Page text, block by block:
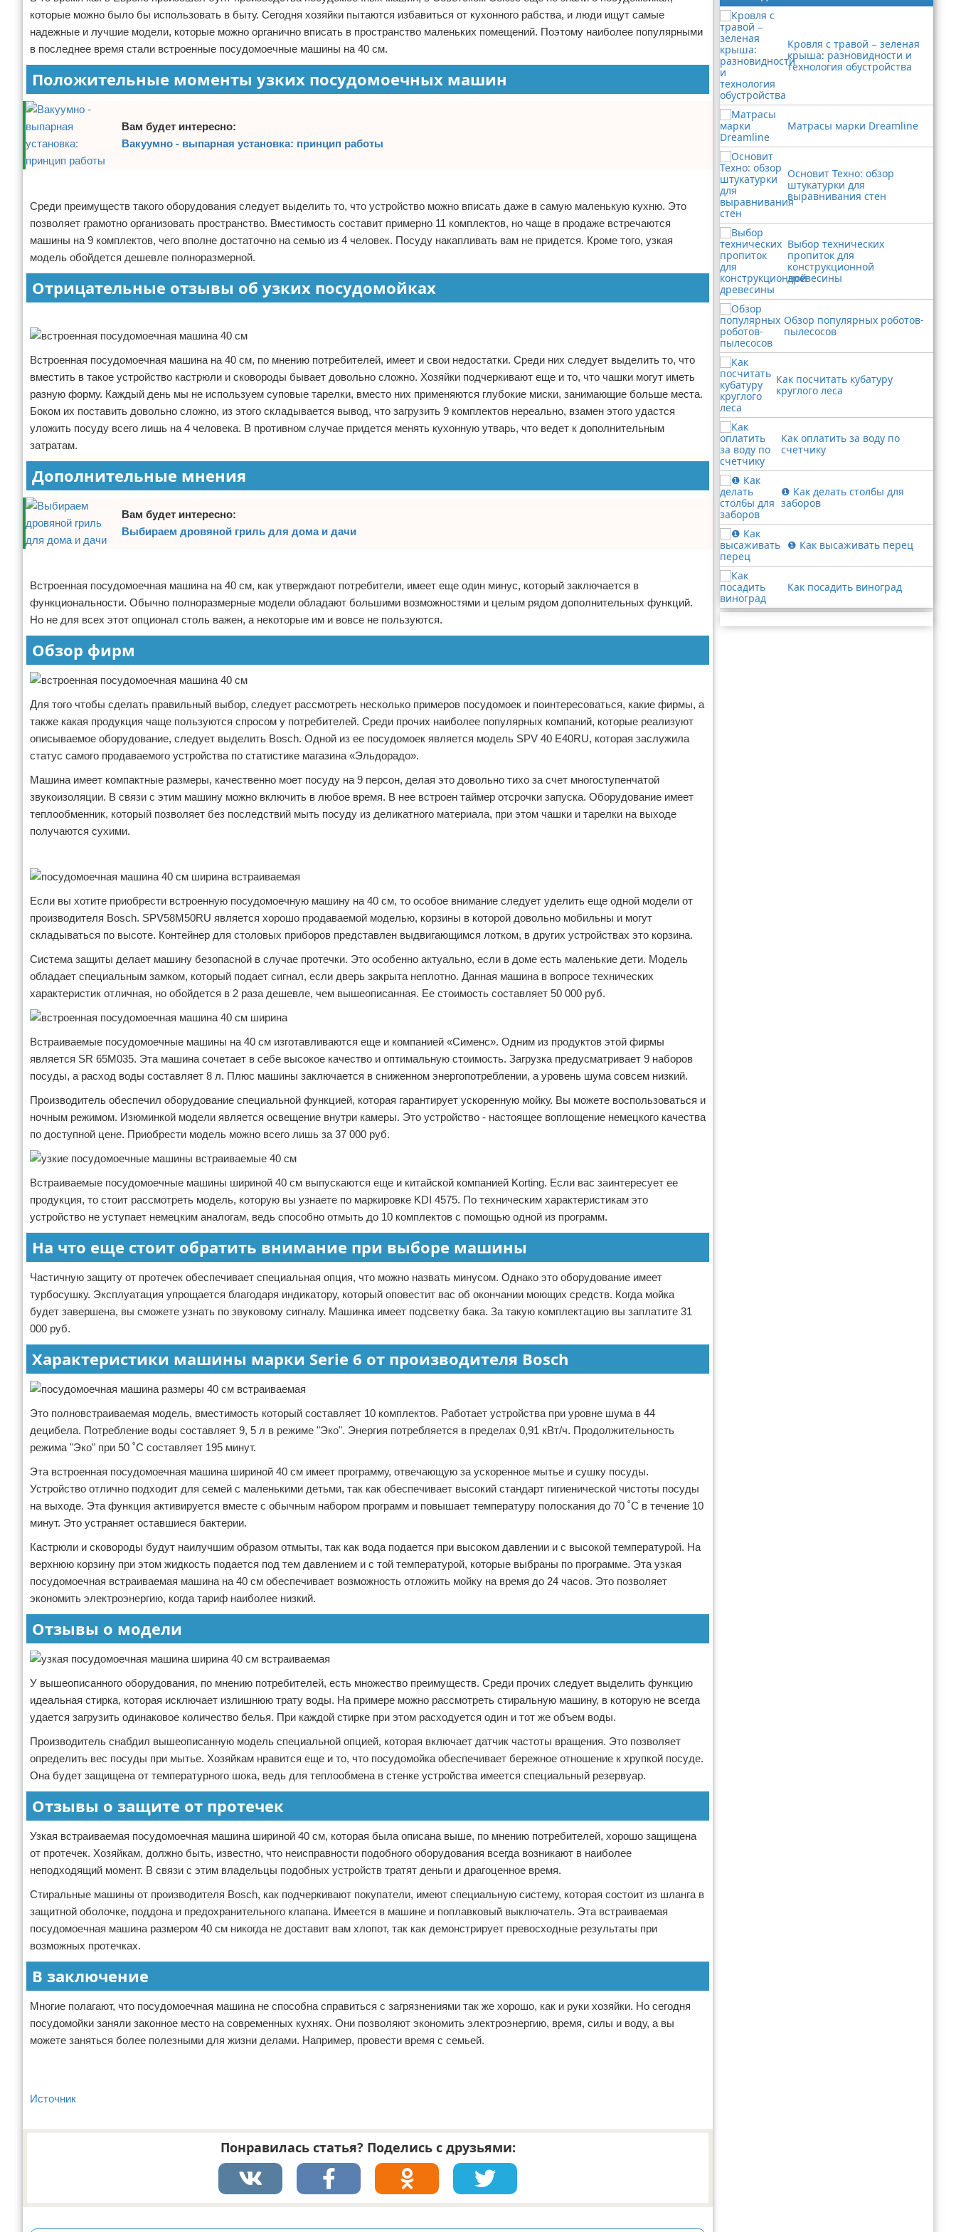
Домашний быт
Коммунальные услуги
Сантехника
Безопасность
Стройматериалы
Отказ от ответственности
которые можно было бы использовать в быту. Сегодня хозяйки пытаются избавиться от кухонного рабства, и люди ищут самые
надежные и лучшие модели, которые можно органично вписать в пространство маленьких помещений. Поэтому наиболее популярными
в последнее время стали встроенные посудомоечные машины на 40 см.
Положительные моменты узких посудомоечных машин
Вам будет интересно:
Вакуумно - выпарная установка: принцип работы
Среди преимуществ такого оборудования следует выделить то, что устройство можно вписать даже в самую маленькую кухню. Это
позволяет грамотно организовать пространство. Вместимость составит примерно 11 комплектов, но чаще в продаже встречаются
машины на 9 комплектов, чего вполне достаточно на семью из 4 человек. Посуду накапливать вам не придется. Кроме того, узкая
модель обойдется дешевле полноразмерной.
Отрицательные отзывы об узких посудомойках
Встроенная посудомоечная машина на 40 см, по мнению потребителей, имеет и свои недостатки. Среди них следует выделить то, что
вместить в такое устройство кастрюли и сковороды бывает довольно сложно. Хозяйки подчеркивают еще и то, что чашки могут иметь
разную форму. Каждый день мы не используем суповые тарелки, вместо них применяются глубокие миски, занимающие больше места.
Боком их поставить довольно сложно, из этого складывается вывод, что загрузить 9 комплектов нереально, взамен этого удастся
уложить посуду всего лишь на 4 человека. В противном случае придется менять кухонную утварь, что ведет к дополнительным
затратам.
Дополнительные мнения
Вам будет интересно:
Выбираем дровяной гриль для дома и дачи
Встроенная посудомоечная машина на 40 см, как утверждают потребители, имеет еще один минус, который заключается в
функциональности. Обычно полноразмерные модели обладают большими возможностями и целым рядом дополнительных функций.
Но не для всех этот опционал столь важен, а некоторые им и вовсе не пользуются.
Обзор фирм
Для того чтобы сделать правильный выбор, следует рассмотреть несколько примеров посудомоек и поинтересоваться, какие фирмы, а
также какая продукция чаще пользуются спросом у потребителей. Среди прочих наиболее популярных компаний, которые реализуют
описываемое оборудование, следует выделить Bosch. Одной из ее посудомоек является модель SPV 40 E40RU, которая заслужила
статус самого продаваемого устройства по статистике магазина «Эльдорадо».
Машина имеет компактные размеры, качественно моет посуду на 9 персон, делая это довольно тихо за счет многоступенчатой
звукоизоляции. В связи с этим машину можно включить в любое время. В нее встроен таймер отсрочки запуска. Оборудование имеет
теплообменник, который позволяет без последствий мыть посуду из деликатного материала, при этом чашки и тарелки на выходе
получаются сухими.
Если вы хотите приобрести встроенную посудомоечную машину на 40 см, то особое внимание следует уделить еще одной модели от
производителя Bosch. SPV58M50RU является хорошо продаваемой моделью, корзины в которой довольно мобильны и могут
складываться по высоте. Контейнер для столовых приборов представлен выдвигающимся лотком, в других устройствах это корзина.
Система защиты делает машину безопасной в случае протечки. Это особенно актуально, если в доме есть маленькие дети. Модель
обладает специальным замком, который подает сигнал, если дверь закрыта неплотно. Данная машина в вопросе технических
характеристик отличная, но обойдется в 2 раза дешевле, чем вышеописанная. Ее стоимость составляет 50 000 руб.
Встраиваемые посудомоечные машины на 40 см изготавливаются еще и компанией «Сименс». Одним из продуктов этой фирмы
является SR 65M035. Эта машина сочетает в себе высокое качество и оптимальную стоимость. Загрузка предусматривает 9 наборов
посуды, а расход воды составляет 8 л. Плюс машины заключается в сниженном энергопотреблении, а уровень шума совсем низкий.
Производитель обеспечил оборудование специальной функцией, которая гарантирует ускоренную мойку. Вы можете воспользоваться и
ночным режимом. Изюминкой модели является освещение внутри камеры. Это устройство - настоящее воплощение немецкого качества
по доступной цене. Приобрести модель можно всего лишь за 37 000 руб.
Встраиваемые посудомоечные машины шириной 40 см выпускаются еще и китайской компанией Korting. Если вас заинтересует ее
продукция, то стоит рассмотреть модель, которую вы узнаете по маркировке KDI 4575. По техническим характеристикам это
устройство не уступает немецким аналогам, ведь способно отмыть до 10 комплектов с помощью одной из программ.
На что еще стоит обратить внимание при выборе машины
Частичную защиту от протечек обеспечивает специальная опция, что можно назвать минусом. Однако это оборудование имеет
турбосушку. Эксплуатация упрощается благодаря индикатору, который оповестит вас об окончании моющих средств. Когда мойка
будет завершена, вы сможете узнать по звуковому сигналу. Машинка имеет подсветку бака. За такую комплектацию вы заплатите 31
000 руб.
Характеристики машины марки Serie 6 от производителя Bosch
Это полновстраиваемая модель, вместимость который составляет 10 комплектов. Работает устройства при уровне шума в 44
децибела. Потребление воды составляет 9, 5 л в режиме "Эко". Энергия потребляется в пределах 0,91 кВт/ч. Продолжительность
режима "Эко" при 50 ˚С составляет 195 минут.
Эта встроенная посудомоечная машина шириной 40 см имеет программу, отвечающую за ускоренное мытье и сушку посуды.
Устройство отлично подходит для семей с маленькими детьми, так как обеспечивает высокий стандарт гигиенической чистоты посуды
на выходе. Эта функция активируется вместе с обычным набором программ и повышает температуру полоскания до 70 ˚С в течение 10
минут. Это устраняет оставшиеся бактерии.
Кастрюли и сковороды будут наилучшим образом отмыты, так как вода подается при высоком давлении и с высокой температурой. На
верхнюю корзину при этом жидкость подается под тем давлением и с той температурой, которые выбраны по программе. Эта узкая
посудомоечная встраиваемая машина на 40 см обеспечивает возможность отложить мойку на время до 24 часов. Это позволяет
экономить электроэнергию, когда тариф наиболее низкий.
Отзывы о модели
У вышеописанного оборудования, по мнению потребителей, есть множество преимуществ. Среди прочих следует выделить функцию
идеальная стирка, которая исключает излишнюю трату воды. На примере можно рассмотреть стиральную машину, в которую не всегда
удается загрузить одинаковое количество белья. При каждой стирке при этом расходуется один и тот же объем воды.
Производитель снабдил вышеописанную модель специальной опцией, которая включает датчик частоты вращения. Это позволяет
определить вес посуды при мытье. Хозяйкам нравится еще и то, что посудомойка обеспечивает бережное отношение к хрупкой посуде.
Она будет защищена от температурного шока, ведь для теплообмена в стенке устройства имеется специальный резервуар.
Отзывы о защите от протечек
Узкая встраиваемая посудомоечная машина шириной 40 см, которая была описана выше, по мнению потребителей, хорошо защищена
от протечек. Хозяйкам, должно быть, известно, что неисправности подобного оборудования всегда возникают в наиболее
неподходящий момент. В связи с этим владельцы подобных устройств тратят деньги и драгоценное время.
Стиральные машины от производителя Bosch, как подчеркивают покупатели, имеют специальную систему, которая состоит из шланга в
защитной оболочке, поддона и предохранительного клапана. Имеется в машине и поплавковый выключатель. Эта встраиваемая
посудомоечная машина размером 40 см никогда не доставит вам хлопот, так как демонстрирует превосходные результаты при
возможных протечках.
В заключение
Многие полагают, что посудомоечная машина не способна справиться с загрязнениями так же хорошо, как и руки хозяйки. Но сегодня
посудомойки заняли законное место на современных кухнях. Они позволяют экономить электроэнергию, время, силы и воду, а вы
можете заняться более полезными для жизни делами. Например, провести время с семьей.
Источник
Понравилась статья? Поделись с друзьями:
Кровля с травой − зеленая
крыша: разновидности и
технология обустройства
Матрасы марки Dreamline
Основит Техно: обзор
штукатурки для
выравнивания стен
Выбор технических
пропиток для
конструкционной
древесины
Обзор популярных роботов-
пылесосов
Как посчитать кубатуру
круглого леса
Как оплатить за воду по
счетчику
❶ Как делать столбы для
заборов
❶ Как высаживать перец
Как посадить виноград